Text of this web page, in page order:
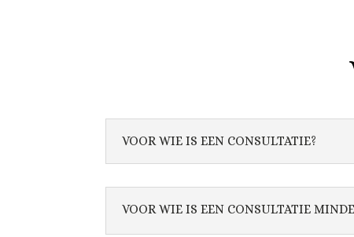
VOOR WIE IS EEN CONSULTATIE?
VOOR WIE IS EEN CONSULTATIE